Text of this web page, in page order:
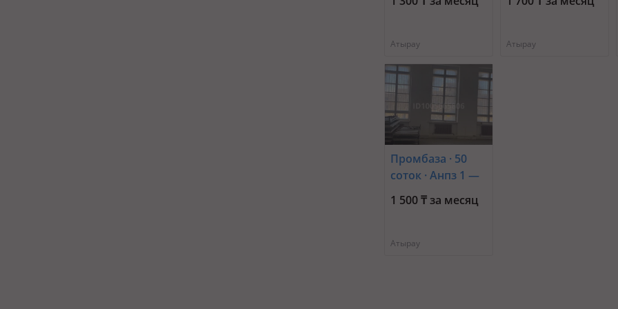
Атырау
кемпинг
Атырау
Промбаза · 50
соток · Анпз 1 —
АНПЗ и ТЭЦ
1 500 ₸ за месяц
Атырау